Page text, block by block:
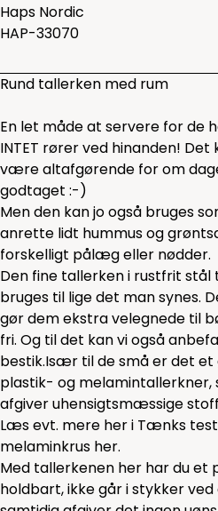
Haps Nordic
HAP-33070
Rund tallerken med rum
En let måde at servere for de
INTET rører ved hinanden! Det
være altafgørende for om
godtaget :-)
Men den kan jo også bruges
anrette lidt hummus og
forskelligt pålæg eller nødder.
Den fine tallerken i rustfrit stål
bruges til lige det man synes.
gør dem ekstra velegnede til
fri. Og til det kan vi også
bestik.Især til de små er det
plastik- og melamintallerkner,
afgiver uhensigtsmæssige
Læs evt. mere her i Tænks
melaminkrus her.
Med tallerkenen her har du et
holdbart, ikke går i stykker